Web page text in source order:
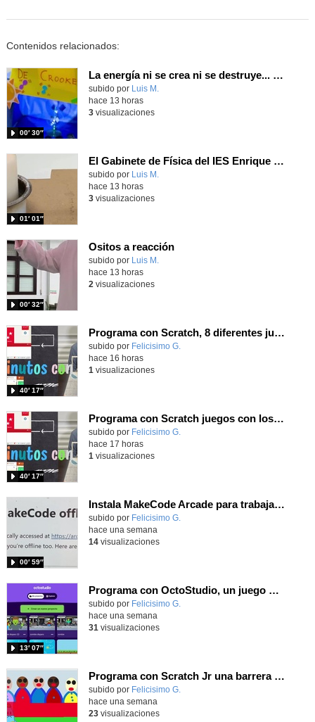
Contenidos relacionados:
La energía ni se crea ni se destruye... ¡se experimenta! El Tierno en la Feria Madrid es Ciencia 2026
Contenido educativo.
subido por Luis M.
00′ 30″
hace 13 horas
3visualizaciones
El Gabinete de Física del IES Enrique Tierno Galván de Parla (Curso 25-26)
Contenido educativo.
subido por Luis M.
01′ 01″
hace 13 horas
3visualizaciones
Ositos a reacción
Contenido educativo.
subido por Luis M.
00′ 32″
hace 13 horas
2 visualizaciones
Programa con Scratch, 8 diferentes juegos para vivir la emoción de los partidos de España en el mundial 2026
Contenido educativo.
subido por Felicisimo G.
40′ 17″
hace 16 horas
1 visualizaciones
Programa con Scratch juegos con los partidos del mundial 2026 ganados por España
Contenido educativo.
subido por Felicisimo G.
40′ 17″
hace 17 horas
1 visualizaciones
Instala MakeCode Arcade para trabajar offline en tu tablet, ordenador, Chromebook
Contenido educativo.
subido por Felicisimo G.
00′ 59″
hace una semana
14visualizaciones
Programa con OctoStudio, un juego de disparos contra Zombies con un cargador basado en el House of the dead
Contenido educativo.
subido por Felicisimo G.
13′ 07″
hace una semana
31 visualizaciones
Programa con Scratch Jr una barrera que se desplaza para dar sensación de movimiento
Contenido educativo.
subido por Felicisimo G.
hace una semana
23visualizaciones